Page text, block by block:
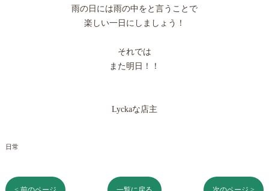
雨の日には雨の中をと言うことで
楽しい一日にしましょう！
それでは
また明日！！
Lyckaな店主
日常